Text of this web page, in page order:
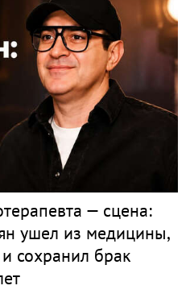
— сцена:
ушел из медицины,
сохранил брак